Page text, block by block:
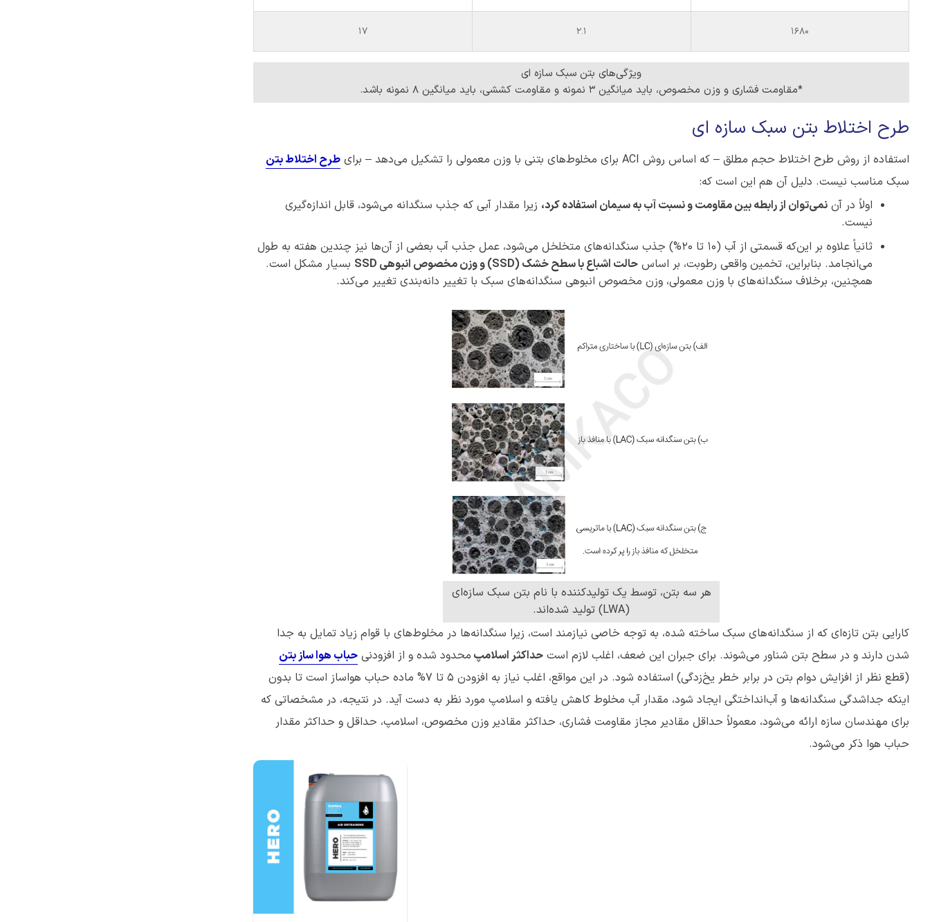
1680
2.1
17
ویژگی‌های بتن سبک سازه ای
*مقاومت فشاری و وزن مخصوص، باید میانگین ۳ نمونه و مقاومت کششی، باید میانگین ۸ نمونه باشد.
طرح اختلاط بتن سبک سازه ای
استفاده از روش طرح اختلاط حجم مطلق – که اساس روش ACI برای مخلوط‌های بتنی با وزن معمولی را تشکیل می‌دهد – برای
طرح اختلاط بتن
سبک مناسب نیست. دلیل آن هم این است که:
اولاً در آن نمی‌توان از رابطه بین مقاومت و نسبت آب به سیمان استفاده کرد، زیرا مقدار آبی که جذب سنگدانه می‌شود، قابل اندازه‌گیری
نیست.
ثانیاً علاوه بر این‌که قسمتی از آب (۱۰ تا ۲۰%) جذب سنگدانه‌های متخلخل می‌شود، عمل جذب آب بعضی از آن‌ها نیز چندین هفته به طول
می‌انجامد. بنابراین، تخمین واقعی رطوبت، بر اساس حالت اشباع با سطح خشک(SSD) و وزن مخصوص انبوهی
بسیار مشکل است.
همچنین، برخلاف سنگدانه‌های با وزن معمولی، وزن مخصوص انبوهی سنگدانه‌های سبک با تغییر دانه‌بندی تغییر می‌کند.
هر سه بتن، توسط یک تولیدکننده با نام بتن سبک سازه‌ای
(LWA) تولید شده‌اند.
کارایی بتن تازه‌ای که از سنگدانه‌های سبک ساخته شده، به توجه خاصی نیازمند است، زیرا سنگدانه‌ها در مخلوط‌های با قوام زیاد تمایل به جدا
شدن دارند و در سطح بتن شناور می‌شوند. برای جبران این ضعف، اغلب لازم است حداکثر اسلامپ محدود شده و از افزودنی حباب‌ هوا ساز بتن
(قطع نظر از افزایش دوام بتن در برابر خطر یخ‌زدگی) استفاده شود. در این مواقع، اغلب نیاز به افزودن ۵ تا ۷% ماده حباب هوا‌ساز است تا بدون
اینکه جداشدگی سنگدانه‌ها و آب‌انداختگی ایجاد شود، مقدار آب مخلوط کاهش یافته و اسلامپ مورد نظر به دست آید. در نتیجه، در مشخصاتی که
برای مهندسان سازه ارائه می‌شود، معمولاً حداقل مقادیر مجاز مقاومت فشاری، حداکثر مقادیر وزن مخصوص، اسلامپ، حداقل و حداکثر مقدار
حباب هوا ذکر می‌شود.